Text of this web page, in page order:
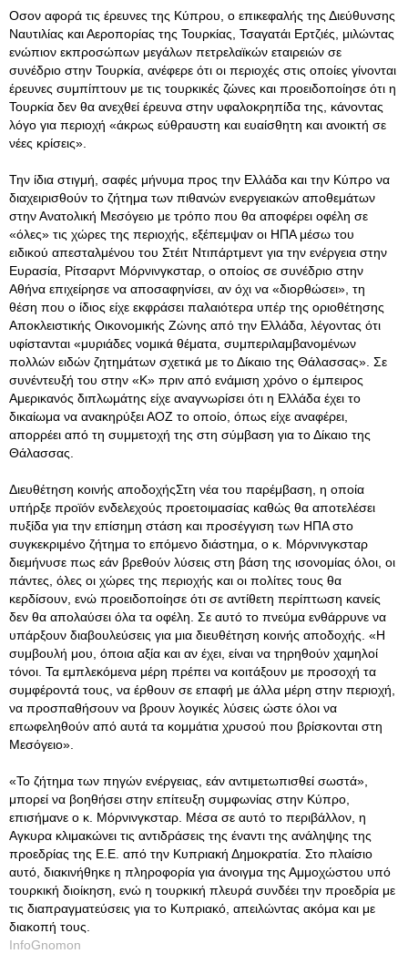
Οσον αφορά τις έρευνες της Κύπρου, ο επικεφαλής της Διεύθυνσης
Ναυτιλίας και Αεροπορίας της Τουρκίας, Τσαγατάι Ερτζιές, μιλώντας
ενώπιον εκπροσώπων μεγάλων πετρελαϊκών εταιρειών σε
συνέδριο στην Τουρκία, ανέφερε ότι οι περιοχές στις οποίες γίνονται
έρευνες συμπίπτουν με τις τουρκικές ζώνες και προειδοποίησε ότι η
Τουρκία δεν θα ανεχθεί έρευνα στην υφαλοκρηπίδα της, κάνοντας
λόγο για περιοχή «άκρως εύθραυστη και ευαίσθητη και ανοικτή σε
νέες κρίσεις».
Την ίδια στιγμή, σαφές μήνυμα προς την Ελλάδα και την Κύπρο να
διαχειρισθούν το ζήτημα των πιθανών ενεργειακών αποθεμάτων
στην Ανατολική Μεσόγειο με τρόπο που θα αποφέρει οφέλη σε
«όλες» τις χώρες της περιοχής, εξέπεμψαν οι ΗΠΑ μέσω του
ειδικού απεσταλμένου του Στέιτ Ντιπάρτμεντ για την ενέργεια στην
Ευρασία, Ρίτσαρντ Μόρνινγκσταρ, ο οποίος σε συνέδριο στην
Αθήνα επιχείρησε να αποσαφηνίσει, αν όχι να «διορθώσει», τη
θέση που ο ίδιος είχε εκφράσει παλαιότερα υπέρ της οριοθέτησης
Αποκλειστικής Οικονομικής Ζώνης από την Ελλάδα, λέγοντας ότι
υφίστανται «μυριάδες νομικά θέματα, συμπεριλαμβανομένων
πολλών ειδών ζητημάτων σχετικά με το Δίκαιο της Θάλασσας». Σε
συνέντευξή του στην «Κ» πριν από ενάμιση χρόνο ο έμπειρος
Αμερικανός διπλωμάτης είχε αναγνωρίσει ότι η Ελλάδα έχει το
δικαίωμα να ανακηρύξει ΑΟΖ το οποίο, όπως είχε αναφέρει,
απορρέει από τη συμμετοχή της στη σύμβαση για το Δίκαιο της
Θάλασσας.
Διευθέτηση κοινής αποδοχήςΣτη νέα του παρέμβαση, η οποία
υπήρξε προϊόν ενδελεχούς προετοιμασίας καθώς θα αποτελέσει
πυξίδα για την επίσημη στάση και προσέγγιση των ΗΠΑ στο
συγκεκριμένο ζήτημα το επόμενο διάστημα, ο κ. Μόρνινγκσταρ
διεμήνυσε πως εάν βρεθούν λύσεις στη βάση της ισονομίας όλοι, οι
πάντες, όλες οι χώρες της περιοχής και οι πολίτες τους θα
κερδίσουν, ενώ προειδοποίησε ότι σε αντίθετη περίπτωση κανείς
δεν θα απολαύσει όλα τα οφέλη. Σε αυτό το πνεύμα ενθάρρυνε να
υπάρξουν διαβουλεύσεις για μια διευθέτηση κοινής αποδοχής. «Η
συμβουλή μου, όποια αξία και αν έχει, είναι να τηρηθούν χαμηλοί
τόνοι. Τα εμπλεκόμενα μέρη πρέπει να κοιτάξουν με προσοχή τα
συμφέροντά τους, να έρθουν σε επαφή με άλλα μέρη στην περιοχή,
να προσπαθήσουν να βρουν λογικές λύσεις ώστε όλοι να
επωφεληθούν από αυτά τα κομμάτια χρυσού που βρίσκονται στη
Μεσόγειο».
«Το ζήτημα των πηγών ενέργειας, εάν αντιμετωπισθεί σωστά»,
μπορεί να βοηθήσει στην επίτευξη συμφωνίας στην Κύπρο,
επισήμανε ο κ. Μόρνινγκσταρ. Μέσα σε αυτό το περιβάλλον, η
Αγκυρα κλιμακώνει τις αντιδράσεις της έναντι της ανάληψης της
προεδρίας της Ε.Ε. από την Κυπριακή Δημοκρατία. Στο πλαίσιο
αυτό, διακινήθηκε η πληροφορία για άνοιγμα της Αμμοχώστου υπό
τουρκική διοίκηση, ενώ η τουρκική πλευρά συνδέει την προεδρία με
τις διαπραγματεύσεις για το Κυπριακό, απειλώντας ακόμα και με
διακοπή τους.
InfoGnomon